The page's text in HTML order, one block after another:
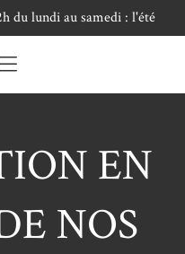
du lundi au samedi : l'été
EN
NOS